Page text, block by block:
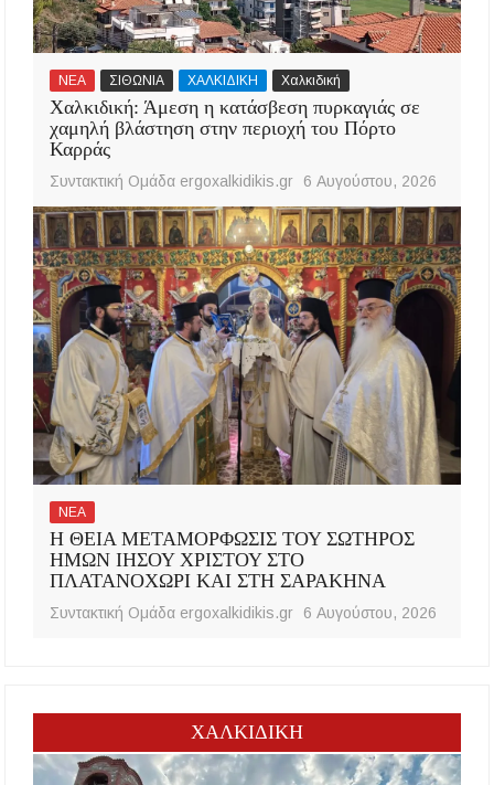
ΝΕΑ ΣΙΘΩΝΙΑ ΧΑΛΚΙΔΙΚΗ Χαλκιδική
Χαλκιδική: Άμεση η κατάσβεση πυρκαγιάς σε
χαμηλή βλάστηση στην περιοχή του Πόρτο
Καρράς
Συντακτική Ομάδα ergoxalkidikis.gr 6 Αυγούστου, 2026
ΝΕΑ
Η ΘΕΙΑ ΜΕΤΑΜΟΡΦΩΣΙΣ ΤΟΥ ΣΩΤΗΡΟΣ
ΗΜΩΝ ΙΗΣΟΥ ΧΡΙΣΤΟΥ ΣΤΟ
ΠΛΑΤΑΝΟΧΩΡΙ ΚΑΙ ΣΤΗ ΣΑΡΑΚΗΝΑ
Συντακτική Ομάδα ergoxalkidikis.gr 6 Αυγούστου, 2026
ΧΑΛΚΙΔΙΚΗ